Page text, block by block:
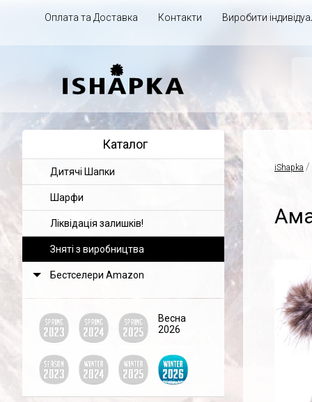
Оплата та Доставка Контакти Виробити
Каталог
Дитячі Шапки
Шарфи
Ліквідація залишків!
Зняті з виробництва
Бестселери Amazon
Весна
2026
iShapka /